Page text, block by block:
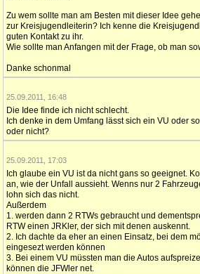
Zu wem sollte man am Besten mit dieser Idee
zur Kreisjugendleiterin? Ich kenne die
guten Kontakt zu ihr.
Wie sollte man Anfangen mit der Frage, ob man
Danke schonmal
25.09.2011, 16:48
Die Idee finde ich nicht schlecht.
Ich denke in dem Umfang lässt sich ein VU oder
oder nicht?
25.09.2011, 17:03
Ich glaube ein VU ist da nicht gans so geeignet.
an, wie der Unfall aussieht. Wenns nur 2
lohn sich das nicht.
Außerdem
1. werden dann 2 RTWs gebraucht und
RTW einen JRKler, der sich mit denen auskennt.
2. Ich dachte da eher an einen Einsatz, bei dem
eingesezt werden können
3. Bei einem VU müssten man die Autos
können die JFWler net.